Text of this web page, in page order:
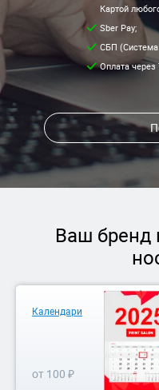
Картой
Sber Pay;
СБП
Оплата
Ваш бренд
Календари
от 100 ₽